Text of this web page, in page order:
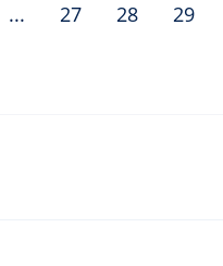
... 27 28 29